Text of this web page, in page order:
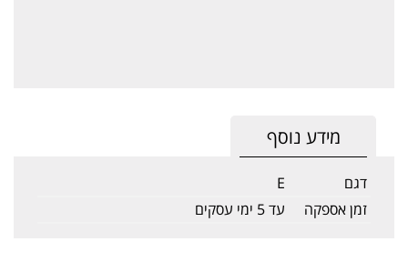
מידע נוסף
דגם
E
זמן אספקה
עד 5 ימי עסקים